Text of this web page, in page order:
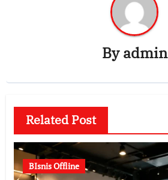
Byadmin
Related Post
BIsnis Offline